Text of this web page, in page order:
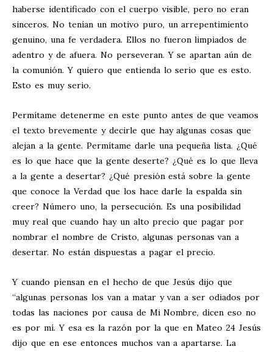
haberse identificado con el cuerpo visible, pero no eran
sinceros. No tenían un motivo puro, un arrepentimiento
genuino, una fe verdadera. Ellos no fueron limpiados de
adentro y de afuera. No perseveran. Y se apartan aún de
la comunión. Y quiero que entienda lo serio que es esto.
Esto es muy serio.
Permítame detenerme en este punto antes de que veamos
el texto brevemente y decirle que hay algunas cosas que
alejan a la gente. Permítame darle una pequeña lista. ¿Qué
es lo que hace que la gente deserte? ¿Qué es lo que lleva
a la gente a desertar? ¿Qué presión está sobre la gente
que conoce la Verdad que los hace darle la espalda sin
creer? Número uno, la persecución. Es una posibilidad
muy real que cuando hay un alto precio que pagar por
nombrar el nombre de Cristo, algunas personas van a
desertar. No están dispuestas a pagar el precio.
Y cuando piensan en el hecho de que Jesús dijo que
“algunas personas los van a matar y van a ser odiados por
todas las naciones por causa de Mi Nombre, dicen eso no
es por mí. Y esa es la razón por la que en Mateo 24Jesús
dijo que en ese entonces muchos van a apartarse. La